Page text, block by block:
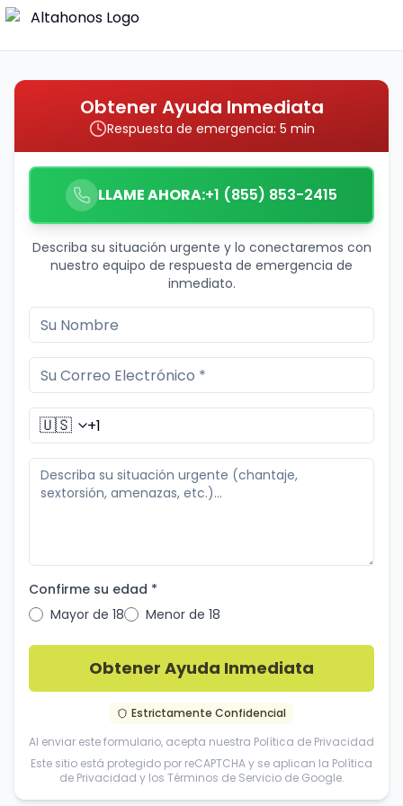
Obtener Ayuda Inmediata
Respuesta de emergencia: 5 min
LLAME AHORA:+1 (855) 853-2415
Describa su situación urgente y lo conectaremos con
nuestro equipo de respuesta de emergencia de
inmediato.
🇺🇸
Confirme su edad *
Mayor de 18
Menor de 18
Obtener Ayuda Inmediata
Estrictamente Confidencial
Al enviar este formulario, acepta nuestra Política de Privacidad
Este sitio está protegido por reCAPTCHA y se aplican la Política
de Privacidad y los Términos de Servicio de Google.